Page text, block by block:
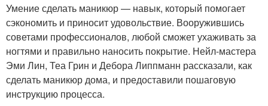
Умение сделать маникюр — навык, который помогает
сэкономить и приносит удовольствие. Вооружившись
советами профессионалов, любой сможет ухаживать за
ногтями и правильно наносить покрытие. Нейл-мастера
Эми Лин, Теа Грин и Дебора Липпманн рассказали, как
сделать маникюр дома, и предоставили пошаговую
инструкцию процесса.